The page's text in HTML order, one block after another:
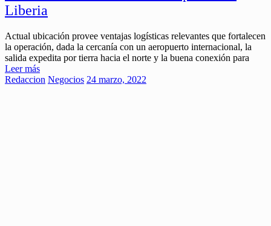
Liberia
Actual ubicación provee ventajas logísticas relevantes que fortalecen
la operación, dada la cercanía con un aeropuerto internacional, la
salida expedita por tierra hacia el norte y la buena conexión para
Leer más
Redaccion Negocios 24 marzo, 2022